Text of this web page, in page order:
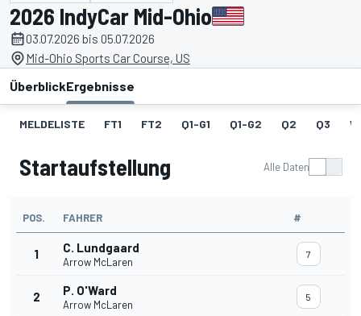
2026 IndyCar Mid-Ohio
03.07.2026 bis 05.07.2026
Mid-Ohio Sports Car Course, US
ÜberblickErgebnisse
MELDELISTE FT1 FT2 Q1-G1 Q1-G2 Q2 Q3
Startaufstellung Alle Daten
POS. FAHRER #
1 C. Lundgaard
Arrow McLaren
7
2 P. O'Ward
Arrow McLaren
5